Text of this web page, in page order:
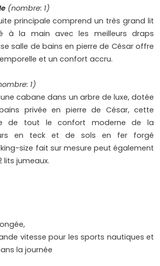
(nombre: 1)
principale comprend un très grand lit
à la main avec les meilleurs draps
salle de bains en pierre de César offre
et un confort accru.
1)
cabane dans un arbre de luxe, dotée
privée en pierre de César, cette
de tout le confort moderne de la
en teck et de sols en fer forgé
king-size fait sur mesure peut également
lits jumeaux.
vitesse pour les sports nautiques et
la journée